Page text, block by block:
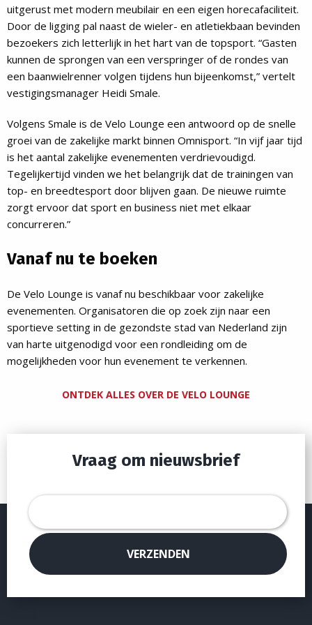
uitgerust met modern meubilair en een eigen horecafaciliteit.
Door de ligging pal naast de wieler- en atletiekbaan bevinden
bezoekers zich letterlijk in het hart van de topsport. “Gasten
kunnen de sprongen van een verspringer of de rondes van
een baanwielrenner volgen tijdens hun bijeenkomst,” vertelt
vestigingsmanager Heidi Smale.
Volgens Smale is de Velo Lounge een antwoord op de snelle
groei van de zakelijke markt binnen Omnisport. “In vijf jaar tijd
is het aantal zakelijke evenementen verdrievoudigd.
Tegelijkertijd vinden we het belangrijk dat de trainingen van
top- en breedtesport door blijven gaan. De nieuwe ruimte
zorgt ervoor dat sport en business niet met elkaar
concurreren.”
Vanaf nu te boeken
De Velo Lounge is vanaf nu beschikbaar voor zakelijke
evenementen. Organisatoren die op zoek zijn naar een
sportieve setting in de gezondste stad van Nederland zijn
van harte uitgenodigd voor een rondleiding om de
mogelijkheden voor hun evenement te verkennen.
ONTDEK ALLES OVER DE VELO LOUNGE
Vraag om nieuwsbrief